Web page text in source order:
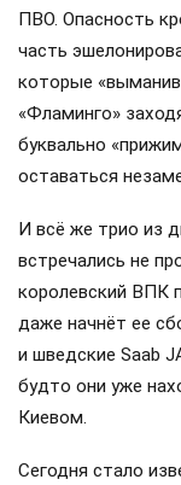
ПВО. Опасность
часть
которые
«Фламинго»
буквально
оставаться
И всё же трио из
встречались не
королевский ВПК
даже начнёт ее
и шведские Saab
будто они уже
Киевом.
Сегодня стало